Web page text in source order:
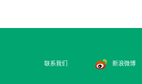
联系我们 新浪微博